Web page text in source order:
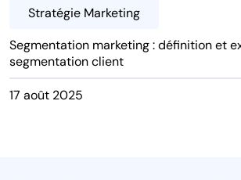
Stratégie Marketing
Segmentation marketing : définition et
segmentation client
17 août 2025